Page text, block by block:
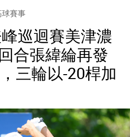
球賽事
巡迴賽美津濃
合張緯綸再發
三輪以-20桿加